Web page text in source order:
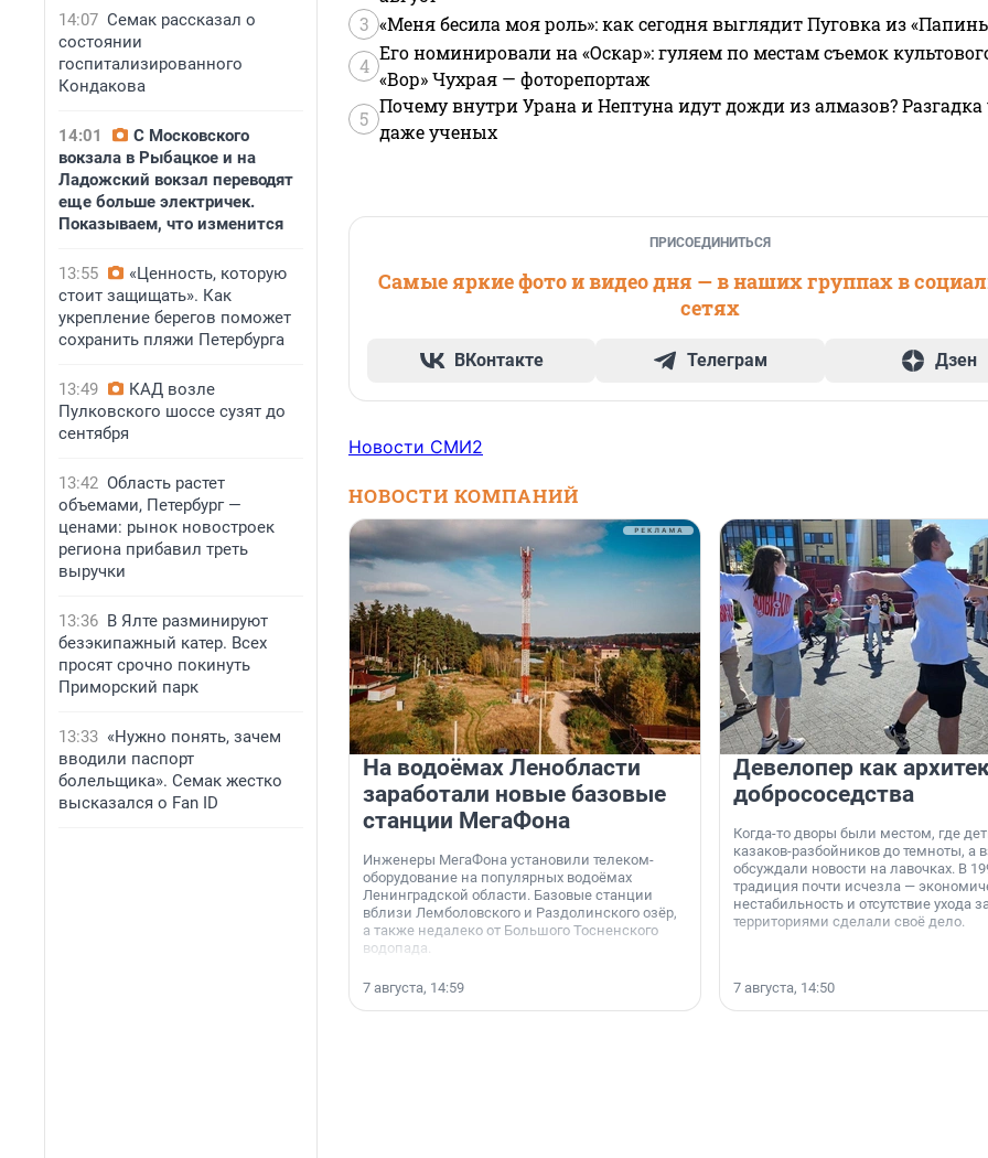
14:07 Семак рассказал о
состоянии
госпитализированного
Кондакова
14:01
С Московского
вокзала в Рыбацкое и на
Ладожский вокзал переводят
еще больше электричек.
Показываем, что изменится
13:55
«Ценность, которую
стоит защищать». Как
укрепление берегов поможет
сохранить пляжи Петербурга
13:49
КАД возле
Пулковского шоссе сузят до
сентября
13:42 Область растет
объемами, Петербург —
ценами: рынок новостроек
региона прибавил треть
выручки
13:36 В Ялте разминируют
безэкипажный катер. Всех
просят срочно покинуть
Приморский парк
13:33 «Нужно понять, зачем
вводили паспорт
болельщика». Семак жестко
высказался о Fan ID
3 «Меня бесила моя роль»: как сегодня выглядит Пуговка из
4
Его номинировали на «Оскар»: гуляем по местам съемок
«Вор» Чухрая — фоторепортаж
5
Почему внутри Урана и Нептуна идут дожди из алмазов?
даже ученых
ПРИСОЕДИНИТЬСЯ
Самые яркие фото и видео дня — в наших группах в
сетях
ВКонтакте Телеграм Дзен
Новости СМИ2
НОВОСТИ КОМПАНИЙ
На водоёмах Ленобласти
заработали новые базовые
станции МегаФона
Инженеры МегаФона установили телеком-
оборудование на популярных водоёмах
Ленинградской области. Базовые станции
вблизи Лемболовского и Раздолинского озёр,
а также недалеко от Большого Тосненского
водопада.
7 августа, 14:59
Девелопер как
добрососедства
Когда-то дворы были местом, где
казаков-разбойников до темноты, а
обсуждали новости на лавочках. В
традиция почти исчезла —
нестабильность и отсутствие ухода
территориями сделали своё дело.
7 августа, 14:50